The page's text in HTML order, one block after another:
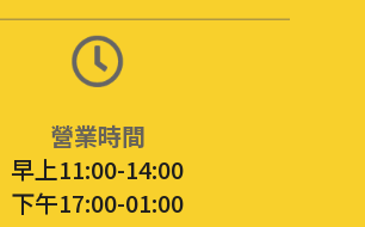
營業時間
早上11:00-14:00
下午17:00-01:00